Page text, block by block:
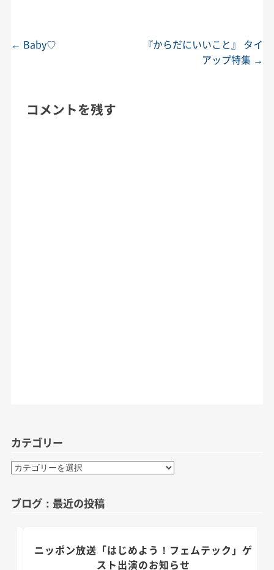
投稿ナビゲーション
← Baby♡
『からだにいいこと』 タイ
アップ特集 →
コメントを残す
カテゴリー
カ
テ
リ
ブログ：最近の投稿
ニッポン放送「はじめよう！フェムテック」ゲ
スト出演のお知らせ